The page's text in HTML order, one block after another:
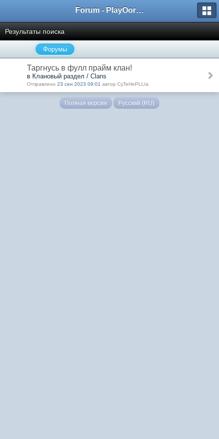
Forum - PlayOorbis.net
Результаты поиска
Форумы
Таргнусь в фулл прайм клан!
в Клановый раздел / Clans
Отправлено 23 сен 2023 09:01 автор CyTeHePLLIa
Полная версия Русский (RU)